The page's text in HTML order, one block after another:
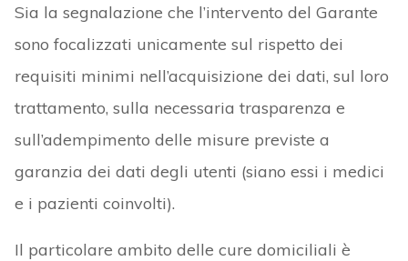
Sia la segnalazione che l’intervento del Garante
sono focalizzati unicamente sul rispetto dei
requisiti minimi nell’acquisizione dei dati, sul loro
trattamento, sulla necessaria trasparenza e
sull’adempimento delle misure previste a
garanzia dei dati degli utenti (siano essi i medici
e i pazienti coinvolti).
Il particolare ambito delle cure domiciliali è